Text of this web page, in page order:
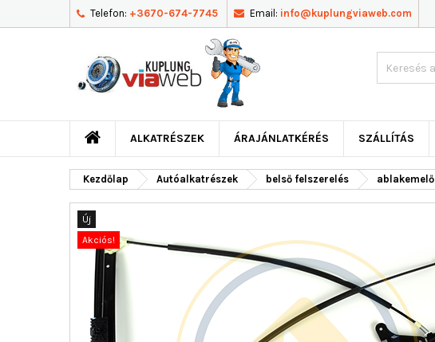
Telefon: +3670-674-7745 Email: info@kuplungviaweb.com
ALKATRÉSZEK ÁRAJÁNLATKÉRÉS SZÁLLÍTÁS
Kezdőlap Autóalkatrészek belső felszerelés ablakemelő
Új
Akciós!